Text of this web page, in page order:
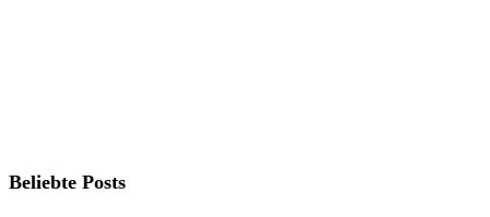
Beliebte Posts